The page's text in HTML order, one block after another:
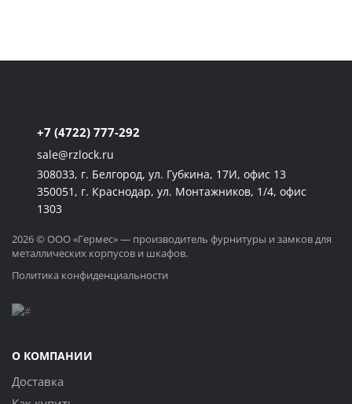
+7 (4722) 777-292
sale@rzlock.ru
308033, г. Белгород, ул. Губкина, 17И, офис 13
350051, г. Краснодар, ул. Монтажников, 1/4, офис
1303
2026 © ООО «Гермес» — производитель фурнитуры и замков для
металлических корпусов и шкафов.
Политика конфиденциальности
О КОМПАНИИ
Доставка